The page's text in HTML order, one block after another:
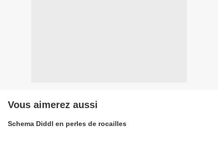
Vous aimerez aussi
Schema Diddl en perles de rocailles